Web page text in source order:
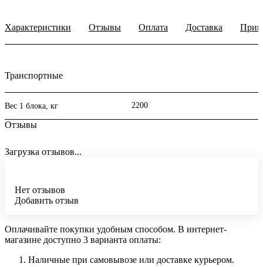
Характеристики Отзывы Оплата Доставка
Транспортные
Вес 1 блока, кг 2200
Отзывы
Загрузка отзывов...
Нет отзывов
Добавить отзыв
Оплачивайте покупки удобным способом. В интернет-
магазине доступно 3 варианта оплаты:
Наличные при самовывозе или доставке курьером.